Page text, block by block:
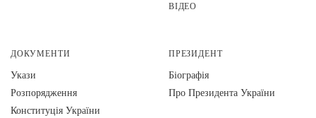
ВІДЕО
ДОКУМЕНТИ
Укази
Розпорядження
Конституція України
ПРЕЗИДЕНТ
Біографія
Про Президента України